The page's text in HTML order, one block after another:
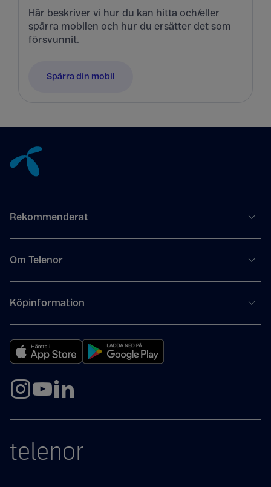
Här beskriver vi hur du kan hitta och/eller
spärra mobilen och hur du ersätter det som
försvunnit.
Spärra din mobil
Rekommenderat
Om Telenor
Köpinformation
telenor